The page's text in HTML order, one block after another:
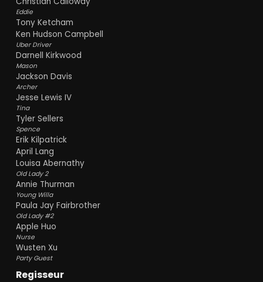
Eddie
Tony Ketcham
Ken Hudson Campbell
Uber Driver
Darnell Kirkwood
Mason
Jackson Davis
Archer
Jesse Lewis IV
Tina
Tyler Sellers
Spence
Erik Kilpatrick
April Lang
Louisa Abernathy
Old Lady 2
Annie Thurman
Young Willa
Paula Jay Fairbrother
Old Lady #2
Apple Huo
Nurse
Wusten Xu
Party Guest
Regisseur